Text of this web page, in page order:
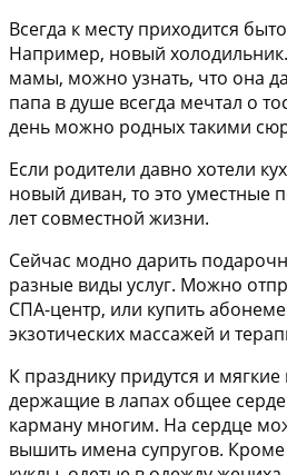
Всегда к месту приходится
Например, новый
мамы, можно узнать, что она
папа в душе всегда мечтал о
день можно родных такими
Если родители давно хотели
новый диван, то это уместные
лет совместной жизни.
Сейчас модно дарить
разные виды услуг. Можно
СПА-центр, или купить
экзотических массажей и
К празднику придутся и
держащие в лапах общее
карману многим. На сердце
вышить имена супругов.